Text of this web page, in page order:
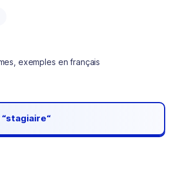
exemples en français
“stagiaire“